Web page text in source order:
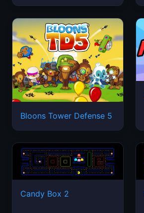
Bloons Tower Defense 5
Candy Box 2